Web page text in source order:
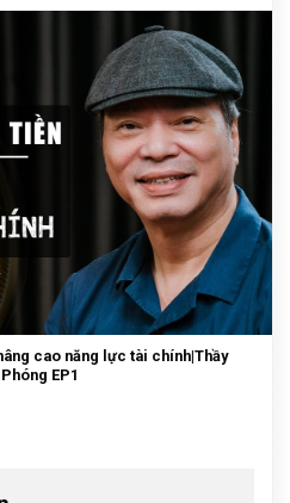
cao năng lực tài chính|Thầy
EP1